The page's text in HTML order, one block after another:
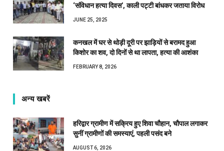
‘संविधान हत्या दिवस’, काली पट्टी बांधकर जताया विरोध
JUNE 25, 2025
कनखल में घर से थोड़ी दूरी पर झाड़ियों से बरामद हुआ
किशोर का शव, दो दिनों से था लापता, हत्या की आशंका
FEBRUARY 8, 2026
अन्य खबरें
हरिद्वार ग्रामीण में सक्रिय हुए शिवा चौहान, चौपाल लगाकर
सुनीं ग्रामीणों की समस्याएं, पहली पसंद बने
AUGUST 6, 2026